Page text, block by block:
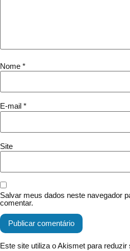
Nome *
E-mail *
Site
Salvar meus dados neste navegador
comentar.
Este site utiliza o Akismet para reduzir